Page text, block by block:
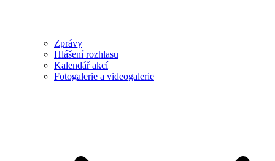
Zprávy
Hlášení rozhlasu
Kalendář akcí
Fotogalerie a videogalerie